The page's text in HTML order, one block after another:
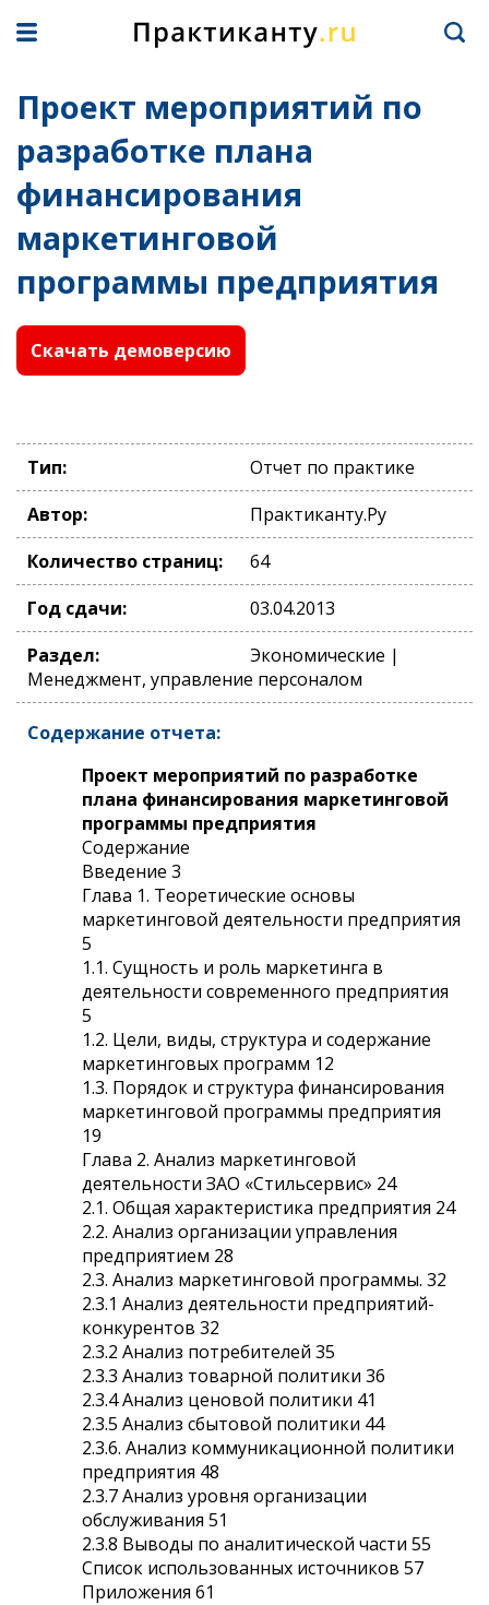
Проект мероприятий по
разработке плана
финансирования
маркетинговой
программы предприятия
Скачать демоверсию
Тип:
Отчет по практике
Автор:
Практиканту.Ру
Количество страниц:
64
Год сдачи:
03.04.2013
Раздел:
Экономические |
Менеджмент, управление персоналом
Содержание отчета:
Проект мероприятий по разработке
плана финансирования маркетинговой
программы предприятия
Содержание
Введение 3
Глава 1. Теоретические основы
маркетинговой деятельности предприятия
5
1.1. Сущность и роль маркетинга в
деятельности современного предприятия
5
1.2. Цели, виды, структура и содержание
маркетинговых программ 12
1.3. Порядок и структура финансирования
маркетинговой программы предприятия
19
Глава 2. Анализ маркетинговой
деятельности ЗАО «Стильсервис» 24
2.1. Общая характеристика предприятия 24
2.2. Анализ организации управления
предприятием 28
2.3. Анализ маркетинговой программы. 32
2.3.1 Анализ деятельности предприятий-
конкурентов 32
2.3.2 Анализ потребителей 35
2.3.3 Анализ товарной политики 36
2.3.4 Анализ ценовой политики 41
2.3.5 Анализ сбытовой политики 44
2.3.6. Анализ коммуникационной политики
предприятия 48
2.3.7 Анализ уровня организации
обслуживания 51
2.3.8 Выводы по аналитической части 55
Список использованных источников 57
Приложения 61